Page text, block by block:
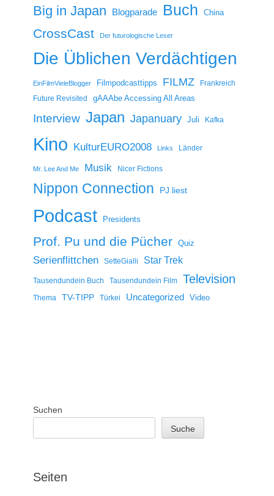
Big in Japan Blogparade Buch China
CrossCast Der futurologische Leser
Die Üblichen Verdächtigen
EinFilmVieleBlogger Filmpodcasttipps FILMZ
Frankreich
Future Revisited
gAAAbe Accessing All Areas
Interview Japan Japanuary Juli Kafka
Kino KulturEURO2008 Links Länder
Mr. Lee And Me Musik Nicer Fictions
Nippon Connection PJ liest
Podcast Presidents
Prof. Pu und die Pücher Quiz
Serienflittchen SetteGialli Star Trek
Tausendundein Buch Tausendundein Film Television
Thema TV-TIPP Türkei Uncategorized Video
Suchen
Suche
Seiten